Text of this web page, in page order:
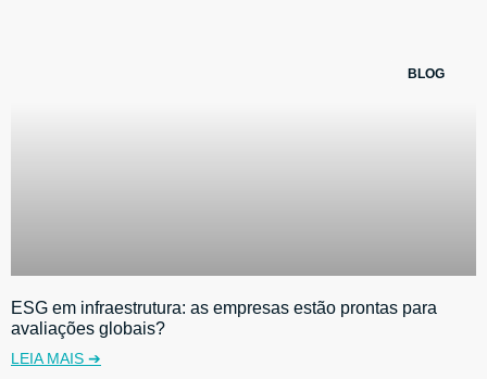
BLOG
ESG em infraestrutura: as empresas estão prontas para
avaliações globais?
LEIA MAIS ➔